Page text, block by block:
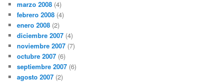
marzo 2008 (4)
febrero 2008 (4)
enero 2008 (2)
diciembre 2007 (4)
noviembre 2007 (7)
octubre 2007 (6)
septiembre 2007 (6)
agosto 2007 (2)